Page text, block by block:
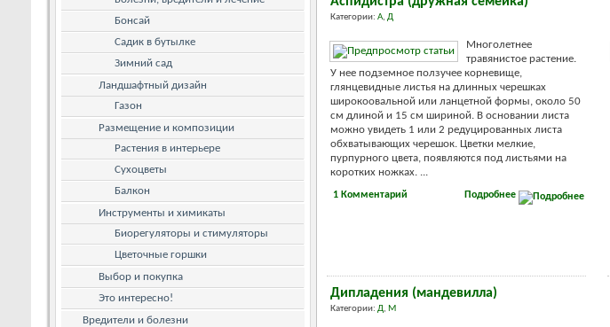
Категории: А, Д
Многолетнее
травянистое растение.
У нее подземное ползучее корневище,
глянцевидные листья на длинных черешках
широкоовальной или ланцетной формы, около 50
см длиной и 15 см шириной. В основании листа
можно увидеть 1 или 2 редуцированных листа
обхватывающих черешок. Цветки мелкие,
пурпурного цвета, появляются под листьями на
коротких ножках. ...
Подробнее
1 Комментарий
Дипладения (мандевилла)
Категории: Д, М
Бонсай
Садик в бутылке
Зимний сад
Ландшафтный дизайн
Газон
Размещение и композиции
Растения в интерьере
Сухоцветы
Балкон
Инструменты и химикаты
Биорегуляторы и стимуляторы
Цветочные горшки
Выбор и покупка
Это интересно!
Вредители и болезни